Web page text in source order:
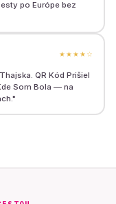
po Európe bez
★★★★ ☆
QR Kód Prišiel
Som Bola — na
"